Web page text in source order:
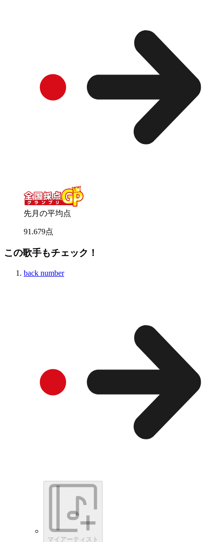
先月の平均点
91 .679点
この歌手もチェック！
back number
マイアーティスト